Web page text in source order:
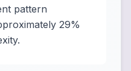
pattern
29%